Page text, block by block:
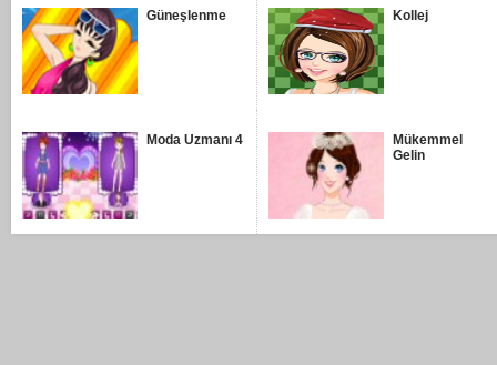
Güneşlenme Kollej
Moda Uzmanı 4
Mükemmel
Gelin